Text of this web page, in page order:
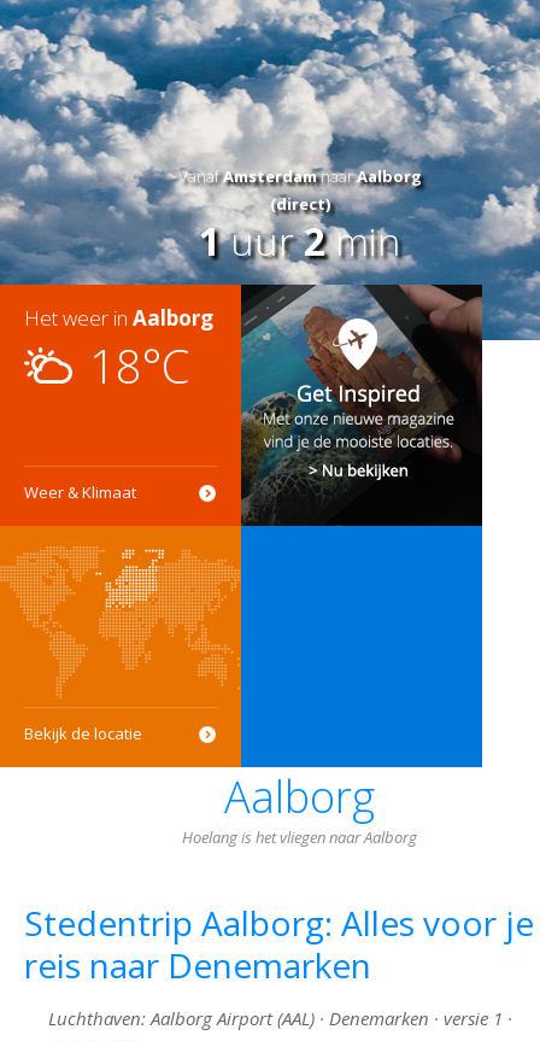
VanafAmsterdamnaarAalborg
(direct)
1uur2min
Het weer in Aalborg
18°C
Weer & Klimaat
Bekijk de locatie
Aalborg
Hoelang is het vliegen naar Aalborg
Stedentrip Aalborg: Alles voor je
reis naar Denemarken
Luchthaven: Aalborg Airport (AAL) · Denemarken · versie 1 ·